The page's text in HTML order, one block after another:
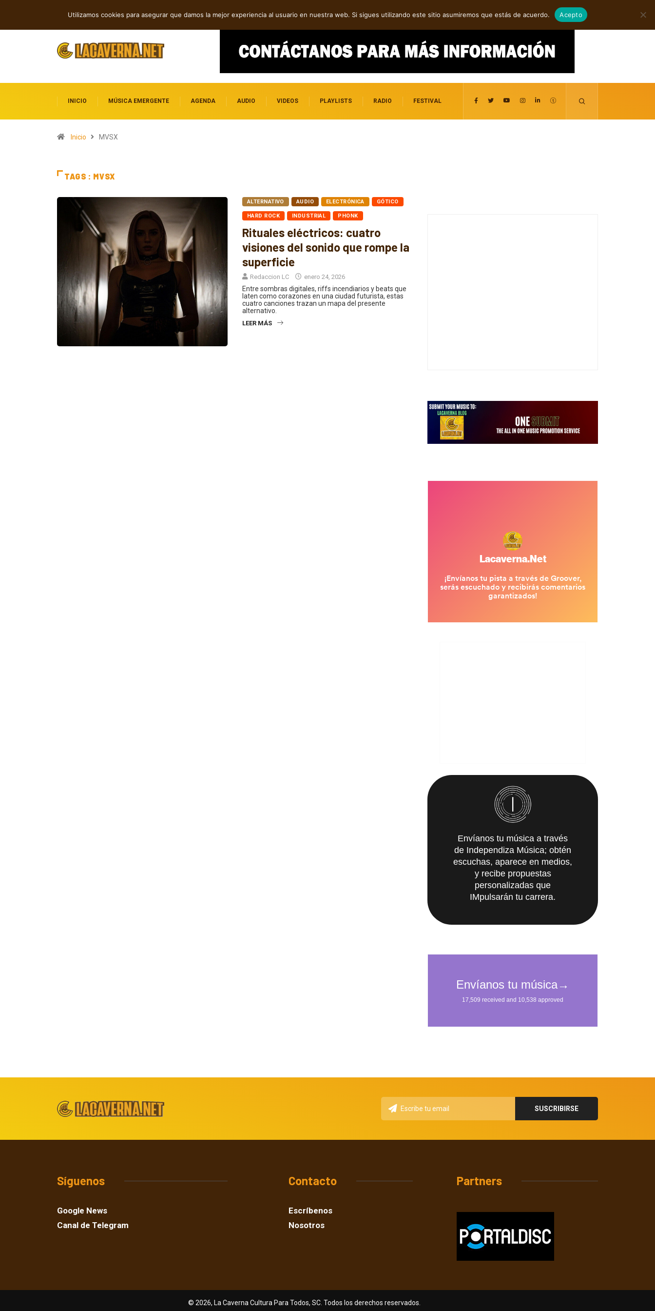
agosto 6, 2026
INICIO MÚSICA EMERGENTE AGENDA AUDIO VIDEOS PLAYLISTS RADIO FESTIVAL
Inicio MVSX
TAGS : MVSX
ALTERNATIVO AUDIO ELECTRÓNICA GÓTICO
HARD ROCK INDUSTRIAL PHONK
Rituales eléctricos: cuatro
visiones del sonido que rompe la
superficie
Redaccion LC enero 24, 2026
Entre sombras digitales, riffs incendiarios y beats que
laten como corazones en una ciudad futurista, estas
cuatro canciones trazan un mapa del presente
alternativo.
LEER MÁS
Envíanos tu música a través
de Independiza Música; obtén
escuchas, aparece en medios,
y recibe propuestas
personalizadas que
IMpulsarán tu carrera.
Síguenos
Google News
Canal de Telegram
Contacto
Escríbenos
Nosotros
Partners
© 2026, La Caverna Cultura Para Todos, SC. Todos los derechos reservados.
Utilizamos cookies para asegurar que damos la mejor experiencia al usuario en nuestra web. Si sigues utilizando este sitio asumiremos que estás de acuerdo. Acepto